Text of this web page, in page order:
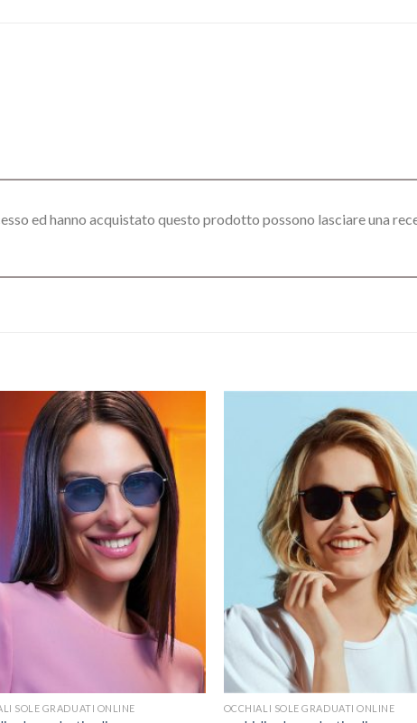
ed hanno acquistato questo prodotto possono lasciare una
SOLE GRADUATI ONLINE OCCHIALI SOLE GRADUATI ONLINE